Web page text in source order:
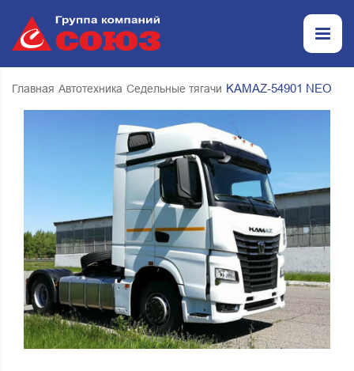
Главная Автотехника Седельные тягачи KAMAZ-54901 NEO